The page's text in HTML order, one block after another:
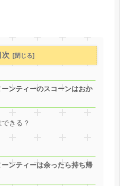
次
ンティーのスコーンはおか
きる？
ンティーは余ったら持ち帰